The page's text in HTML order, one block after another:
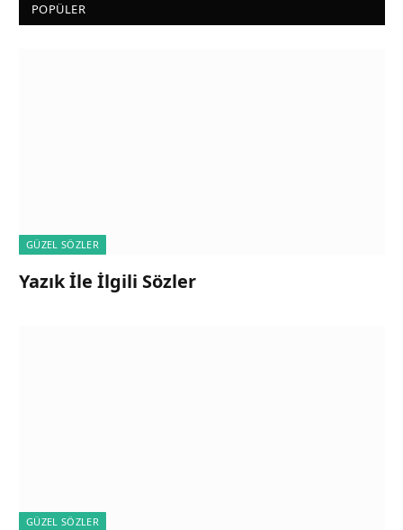
POPÜLER
GÜZEL SÖZLER
Yazık İle İlgili Sözler
GÜZEL SÖZLER